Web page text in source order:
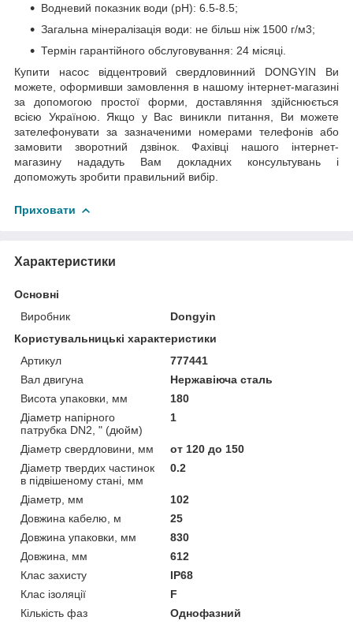
Водневий показник води (рН): 6.5-8.5;
Загальна мінералізація води: не більш ніж 1500 г/м3;
Термін гарантійного обслуговування: 24 місяці.
Купити насос відцентровий свердловинний DONGYIN Ви
можете, оформивши замовлення в нашому інтернет-магазині
за допомогою простої форми, доставляння здійснюється
всією Україною. Якщо у Вас виникли питання, Ви можете
зателефонувати за зазначеними номерами телефонів або
замовити зворотний дзвінок. Фахівці нашого інтернет-
магазину нададуть Вам докладних консультувань і
допоможуть зробити правильний вибір.
Приховати
Характеристики
Основні
Виробник
Dongyin
Користувальницькі характеристики
Артикул
777441
Вал двигуна
Нержавіюча сталь
Висота упаковки, мм
180
Діаметр напірного
патрубка DN2, " (дюйм)
1
Діаметр свердловини, мм
от 120 до 150
Діаметр твердих частинок
в підвішеному стані, мм
0.2
Діаметр, мм
102
Довжина кабелю, м
25
Довжина упаковки, мм
830
Довжина, мм
612
Клас захисту
IP68
Клас ізоляції
F
Кількість фаз
Однофазний